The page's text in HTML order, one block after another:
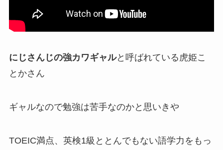
にじさんじの強カワギャルと呼ばれている虎姫こ
とかさん
ギャルなので勉強は苦手なのかと思いきや
TOEIC満点、英検1級 ととんでもない語学力をもっ